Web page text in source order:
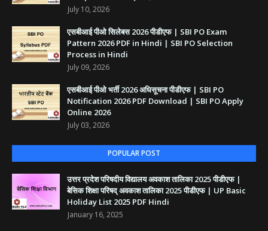
July 10, 2026
एसबीआई पीओ सिलेबस 2026 पीडीएफ | SBI PO Exam
Pattern 2026 PDF in Hindi | SBI PO Selection
Process in Hindi
July 09, 2026
एसबीआई पीओ भर्ती 2026 अधिसूचना पीडीएफ | SBI PO
Notification 2026 PDF Download | SBI PO Apply
Online 2026
July 03, 2026
POPULAR POST
उत्तर प्रदेश परिषदीय विद्यालय अवकाश तालिका 2025 पीडीएफ |
बेसिक शिक्षा परिषद् अवकाश तालिका 2025 पीडीएफ | UP Basic
Holiday List 2025 PDF Hindi
January 16, 2025